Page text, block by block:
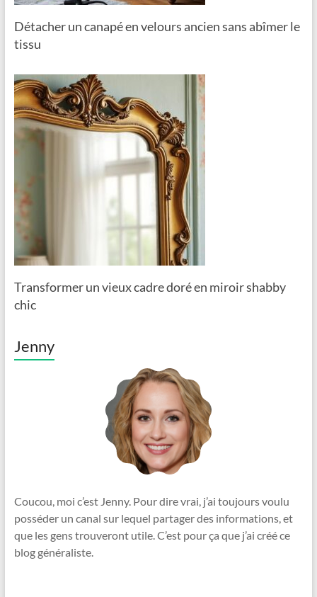
Détacher un canapé en velours ancien sans abîmer le
tissu
Transformer un vieux cadre doré en miroir shabby
chic
Jenny
Coucou, moi c’est Jenny. Pour dire vrai, j’ai toujours voulu
posséder un canal sur lequel partager des informations, et
que les gens trouveront utile. C’est pour ça que j’ai créé ce
blog généraliste.